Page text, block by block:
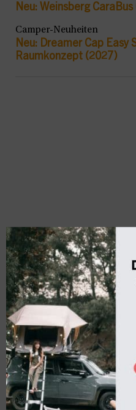
Neu: Weinsberg
Camper-Neuheiten
Neu: Dreamer Cap
Raumkonzept (2027)
Mehr zum Thema